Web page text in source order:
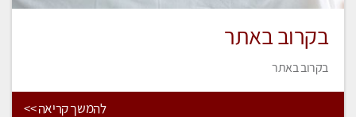
בקרוב באתר
בקרוב באתר
להמשך קריאה >>